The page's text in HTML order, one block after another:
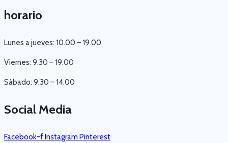
horario
Lunes a jueves: 10.00 – 19.00
Viernes: 9.30 – 19.00
Sábado: 9.30 – 14.00
Social Media
Facebook-fInstagramPinterest